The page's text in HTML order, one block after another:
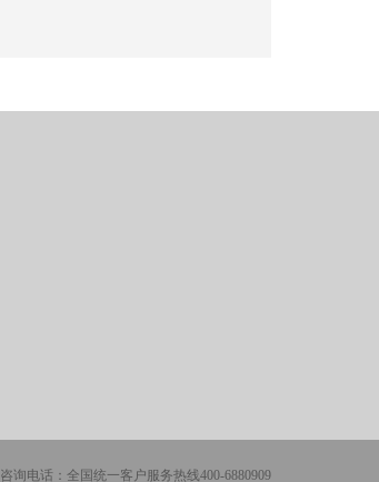
咨询电话：全国统一客户服务热线400-6880909